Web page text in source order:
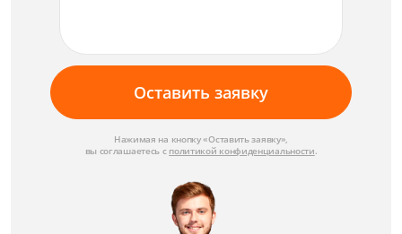
Оставить заявку
Нажимая на кнопку «Оставить заявку»,
вы соглашаетесь с политикой конфиденциальности.